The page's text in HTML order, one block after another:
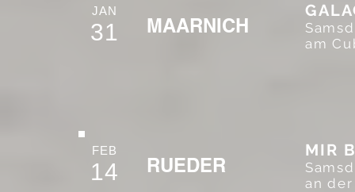
JAN
31 MAARNICH
am
FEB
14 RUEDER
MIR
an